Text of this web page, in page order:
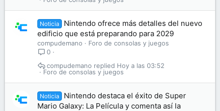
Noticia
Nintendo ofrece más detalles del nuevo
edificio que está preparando para 2029
compudemano
Foro de consolas y juegos
0
Foro de consolas y juegos
Hoy a las 03:52
compudemano
Noticia
Nintendo destaca el éxito de Super
Mario Galaxy: La Película y comenta así la